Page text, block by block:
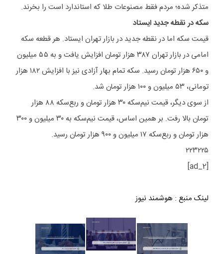
متذکر شده؛ مردم فقط مصنوعات طلا که استاندارد است را بخرند.
سکه در نقطه جدید ایستاد
قیمت سکه اما در نقطه جدید در بازار تهران ایستاد. هر قطعه سکه
امامی در بازار تهران ۳۸۷ هزار تومان افزایش یافت و به ۵۵ میلیون
و ۶۵۰ هزار تومان رسید. سکه تمام بهار آزادی نیز با افزایش ۱۸۲ هزار
تومانی، ۵۳ میلیون و ۱۰۰ هزار تومان شد.
از سوی دیگر، قیمت نیم‌سکه ۳۰ هزار تومان و ربع‌سکه ۸۸ هزار
تومان بالا رفت. بر همین اساس، قیمت نیم‌سکه به ۳۰ میلیون و ۳۰۰
هزار تومان و ربع‌سکه ۱۷ میلیون و ۹۰۰ هزار تومان رسید.
۲۲۳۲۲۵
[ad_2]
لینک منبع : هوشمند نیوز